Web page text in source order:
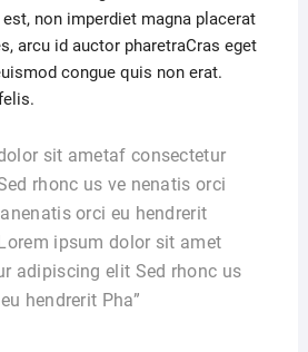
non imperdiet magna placerat
arcu id auctor pharetraCras eget
congue quis non erat.
sit ametaf consectetur
rhonc us ve nenatis orci
orci eu hendrerit
ipsum dolor sit amet
adipiscing elit Sed rhonc us
hendrerit Pha”